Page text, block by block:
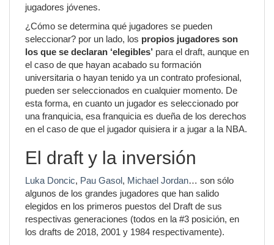
jugadores jóvenes.
¿Cómo se determina qué jugadores se pueden
seleccionar? por un lado, los propios jugadores son
los que se declaran ‘elegibles’ para el draft, aunque en
el caso de que hayan acabado su formación
universitaria o hayan tenido ya un contrato profesional,
pueden ser seleccionados en cualquier momento. De
esta forma, en cuanto un jugador es seleccionado por
una franquicia, esa franquicia es dueña de los derechos
en el caso de que el jugador quisiera ir a jugar a la NBA.
El draft y la inversión
Luka Doncic, Pau Gasol, Michael Jordan… son sólo
algunos de los grandes jugadores que han salido
elegidos en los primeros puestos del Draft de sus
respectivas generaciones (todos en la #3 posición, en
los drafts de 2018, 2001 y 1984 respectivamente).